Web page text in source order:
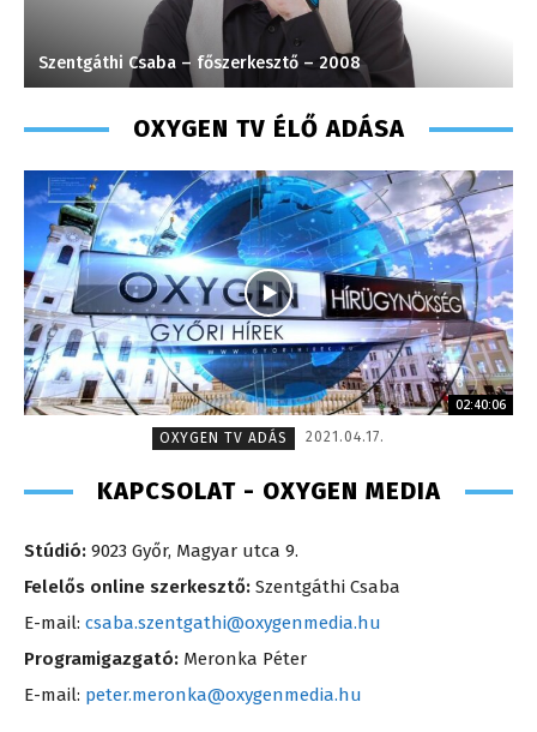
Szentgáthi Csaba – főszerkesztő – 2008
OXYGEN TV ÉLŐ ADÁSA
02:40:06
OXYGEN TV ADÁS
2021.04.17.
KAPCSOLAT - OXYGEN MEDIA
Stúdió: 9023 Győr, Magyar utca 9.
Felelős online szerkesztő: Szentgáthi Csaba
E-mail: csaba.szentgathi@oxygenmedia.hu
Programigazgató: Meronka Péter
E-mail: peter.meronka@oxygenmedia.hu